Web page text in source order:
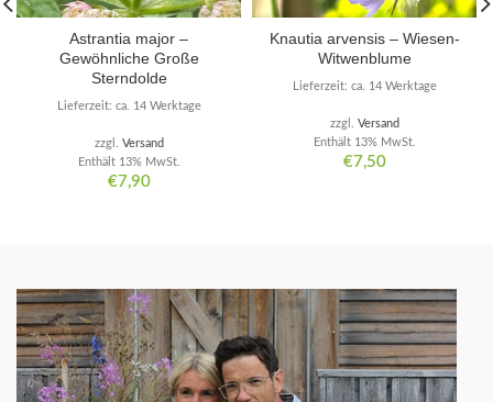
Astrantia major –
Gewöhnliche Große
Sterndolde
€7,90
Enthält 13% MwSt.
zzgl. Versand
Lieferzeit: ca. 14 Werktage
Knautia arvensis – Wiesen-
Witwenblume
€7,50
Enthält 13% MwSt.
zzgl. Versand
Lieferzeit: ca. 14 Werktage